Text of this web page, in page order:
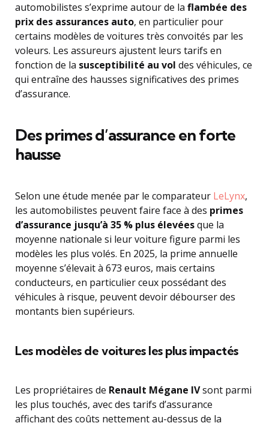
automobilistes s’exprime autour de la flambée des
prix des assurances auto, en particulier pour
certains modèles de voitures très convoités par les
voleurs. Les assureurs ajustent leurs tarifs en
fonction de la susceptibilité au vol des véhicules, ce
qui entraîne des hausses significatives des primes
d’assurance.
Des primes d’assurance en forte
hausse
Selon une étude menée par le comparateur LeLynx,
les automobilistes peuvent faire face à des primes
d’assurance jusqu’à 35 % plus élevéesque la
moyenne nationale si leur voiture figure parmi les
modèles les plus volés. En 2025, la prime annuelle
moyenne s’élevait à 673 euros, mais certains
conducteurs, en particulier ceux possédant des
véhicules à risque, peuvent devoir débourser des
montants bien supérieurs.
Les modèles de voitures les plus impactés
Les propriétaires de Renault Mégane IVsont parmi
les plus touchés, avec des tarifs d’assurance
affichant des coûts nettement au-dessus de la